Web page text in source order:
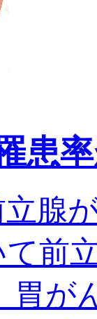
患
腺
前
胃が